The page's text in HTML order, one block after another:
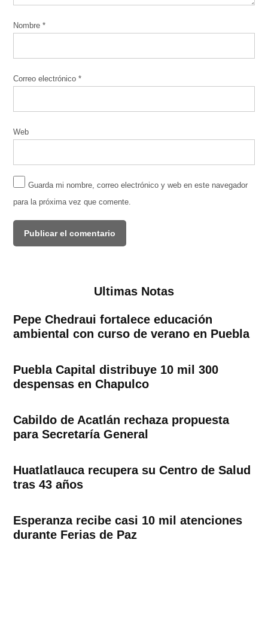
Nombre*
Correo electrónico*
Web
Guarda mi nombre, correo electrónico y web en este navegador
para la próxima vez que comente.
Ultimas Notas
Pepe Chedraui fortalece educación
ambiental con curso de verano en Puebla
Puebla Capital distribuye 10 mil 300
despensas en Chapulco
Cabildo de Acatlán rechaza propuesta
para Secretaría General
Huatlatlauca recupera su Centro de Salud
tras 43 años
Esperanza recibe casi 10 mil atenciones
durante Ferias de Paz